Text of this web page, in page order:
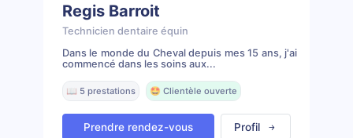
Regis Barroit
Technicien dentaire équin
Dans le monde du Cheval depuis mes 15 ans, j'ai
commencé dans les soins aux...
📖 5 prestations 🤩 Clientèle ouverte
Prendre rendez-vous Profil